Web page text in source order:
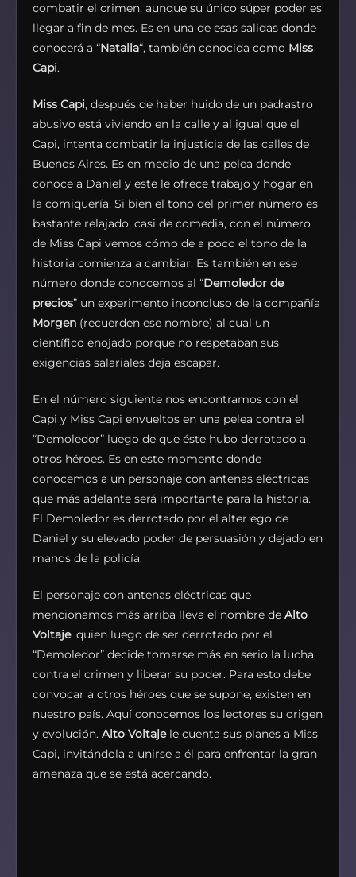
combatir el crimen, aunque su único súper poder es
llegar a fin de mes. Es en una de esas salidas donde
conocerá a “Natalia“, también conocida como Miss
Capi.
Miss Capi, después de haber huido de un padrastro
abusivo está viviendo en la calle y al igual que el
Capi, intenta combatir la injusticia de las calles de
Buenos Aires. Es en medio de una pelea donde
conoce a Daniel y este le ofrece trabajo y hogar en
la comiquería. Si bien el tono del primer número es
bastante relajado, casi de comedia, con el número
de Miss Capi vemos cómo de a poco el tono de la
historia comienza a cambiar. Es también en ese
número donde conocemos al “Demoledor de
precios” un experimento inconcluso de la compañía
Morgen (recuerden ese nombre) al cual un
científico enojado porque no respetaban sus
exigencias salariales deja escapar.
En el número siguiente nos encontramos con el
Capi y Miss Capi envueltos en una pelea contra el
“Demoledor” luego de que éste hubo derrotado a
otros héroes. Es en este momento donde
conocemos a un personaje con antenas eléctricas
que más adelante será importante para la historia.
El Demoledor es derrotado por el alter ego de
Daniel y su elevado poder de persuasión y dejado en
manos de la policía.
El personaje con antenas eléctricas que
mencionamos más arriba lleva el nombre de Alto
Voltaje, quien luego de ser derrotado por el
“Demoledor” decide tomarse más en serio la lucha
contra el crimen y liberar su poder. Para esto debe
convocar a otros héroes que se supone, existen en
nuestro país. Aquí conocemos los lectores su origen
y evolución. Alto Voltajele cuenta sus planes a Miss
Capi, invitándola a unirse a él para enfrentar la gran
amenaza que se está acercando.